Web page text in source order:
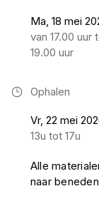
Ma, 18 mei
van 17.00 uur
19.00 uur
Ophalen
Vr, 22 mei
13u tot 17u
Alle
naar